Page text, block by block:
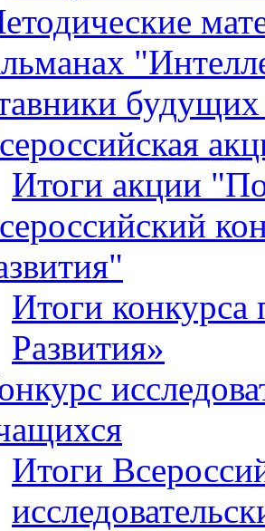
Итоги акции
Итоги конкурса
Развития»
Итоги